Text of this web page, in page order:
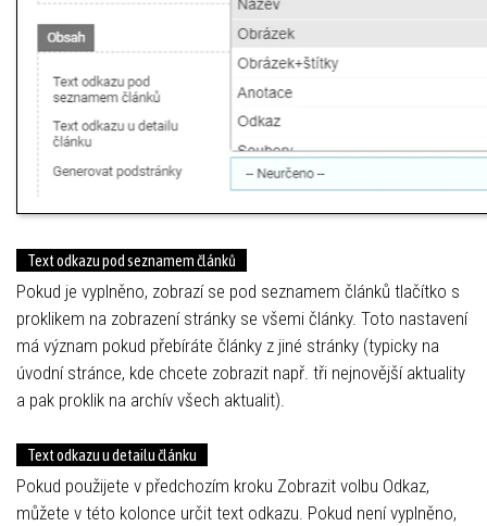
Text odkazu pod seznamem článků
Pokud je vyplněno, zobrazí se pod seznamem článků tlačítko s
proklikem na zobrazení stránky se všemi články. Toto nastavení
má význam pokud přebíráte články z jiné stránky (typicky na
úvodní stránce, kde chcete zobrazit např. tři nejnovější aktuality
a pak proklik na archív všech aktualit).
Text odkazu u detailu článku
Pokud použijete v předchozím kroku Zobrazit volbu Odkaz,
můžete v této kolonce určit text odkazu. Pokud není vyplněno,